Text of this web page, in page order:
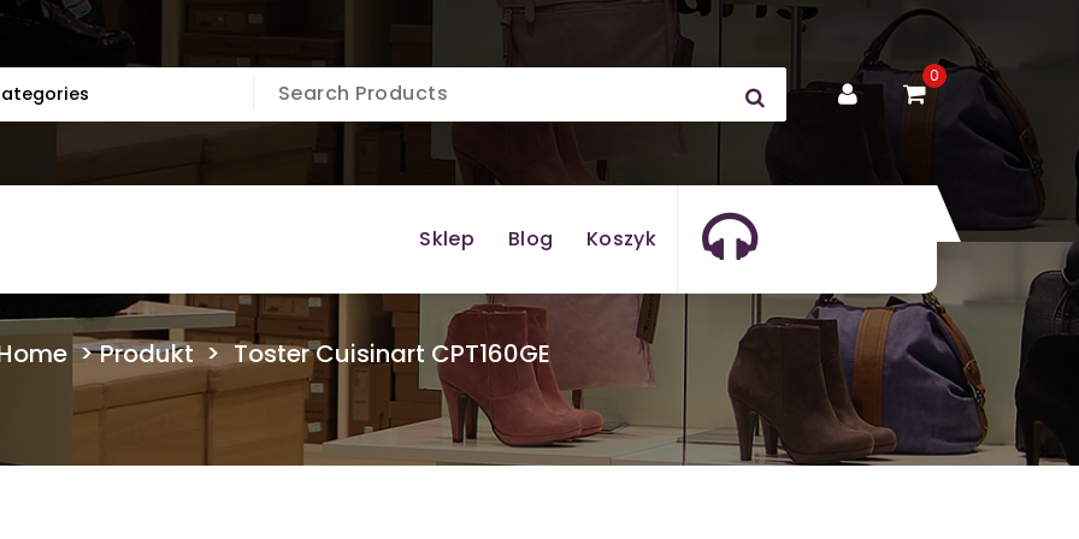
0
Sklep Blog Koszyk
>Produkt > Toster Cuisinart CPT160GE